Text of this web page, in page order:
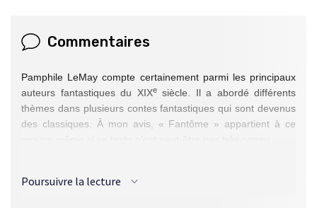
Commentaires
Pamphile LeMay compte certainement parmi les principaux
auteurs fantastiques du XIXesiècle. Il a abordé différents
thèmes dans plusieurs contes fantastiques qui sont devenus
des classiques. À mon avis, « Fantôme » appartient à ce
a-t-il assassiné le frère de Joséphine pour s’approprier son
Poursuivre la lecture